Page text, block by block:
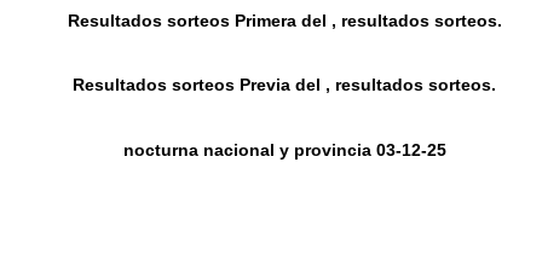
Resultados sorteos Primera del , resultados sorteos.
Resultados sorteos Previa del , resultados sorteos.
nocturna nacional y provincia 03-12-25